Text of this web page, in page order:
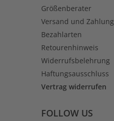
Größenberater
Versand und Zahlung
Bezahlarten
Retourenhinweis
Widerrufsbelehrung
Haftungsausschluss
Vertrag widerrufen
FOLLOW US